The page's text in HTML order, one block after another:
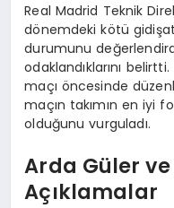
Real Madrid Teknik
dönemdeki kötü
durumunu
odaklandıklarını
maçı öncesinde
maçın takımın en iyi
olduğunu vurguladı.
Arda Güler
Açıklamalar